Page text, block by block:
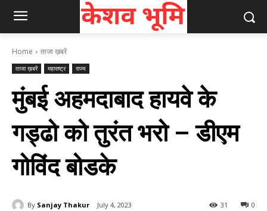
Home ताजा ख़बरें
ताजा ख़बरें महाराष्ट्र राज्य
मुंबई अहमदाबाद हायवे के
गड्ढो को तुरंत भरो – डीएम
गोविंद बोडके
By Sanjay Thakur July 4, 2023 0
31